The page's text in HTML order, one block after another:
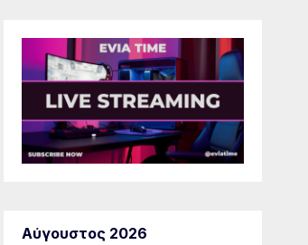
Αύγουστος 2026